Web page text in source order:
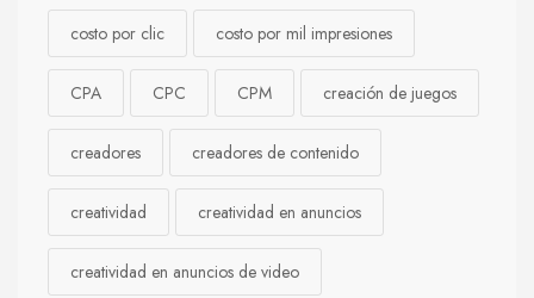
costo por clic costo por mil impresiones
CPA CPC CPM creación de juegos
creadores creadores de contenido
creatividad creatividad en anuncios
creatividad en anuncios de video